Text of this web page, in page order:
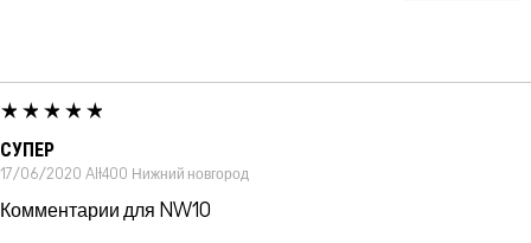
СУПЕР
17/06/2020 Alt400 Нижний новгород
Комментарии для NW10